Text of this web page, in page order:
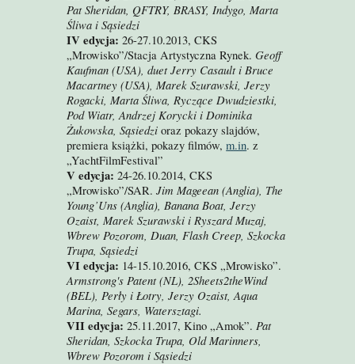
Pat Sheridan, QFTRY, BRASY, Indygo, Marta
Śliwa i Sąsiedzi
IV edycja: 26-27.10.2013, CKS
„Mrowisko”/Stacja Artystyczna Rynek.Geoff
Kaufman (USA), duet Jerry Casault i Bruce
Macartney (USA), Marek Szurawski, Jerzy
Rogacki, Marta Śliwa, Ryczące Dwudziestki,
Pod Wiatr, Andrzej Korycki i Dominika
Żukowska, Sąsiedzioraz pokazy slajdów,
premiera książki, pokazy filmów,m.in. z
„YachtFilmFestival”
V edycja: 24-26.10.2014, CKS
„Mrowisko”/SAR.Jim Mageean (Anglia), The
Young’Uns (Anglia), Banana Boat, Jerzy
Ozaist, Marek Szurawski i Ryszard Muzaj,
Wbrew Pozorom, Duan, Flash Creep, Szkocka
Trupa, Sąsiedzi
VI edycja: 14-15.10.2016, CKS „Mrowisko”.
Armstrong's Patent (NL), 2Sheets2theWind
(BEL), Perły i Łotry, Jerzy Ozaist, Aqua
Marina, Segars, Watersztagi.
VII edycja:25.11.2017, Kino „Amok”. Pat
Sheridan, Szkocka Trupa, Old Marinners,
Wbrew Pozorom i Sąsiedzi